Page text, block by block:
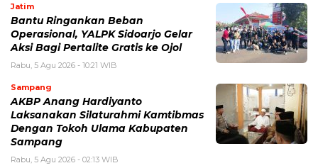
Jatim
Bantu Ringankan Beban
Operasional, YALPK Sidoarjo Gelar
Aksi Bagi Pertalite Gratis ke Ojol
Rabu, 5 Agu 2026 - 10:21 WIB
Sampang
AKBP Anang Hardiyanto
Laksanakan Silaturahmi Kamtibmas
Dengan Tokoh Ulama Kabupaten
Sampang
Rabu, 5 Agu 2026 - 02:13 WIB